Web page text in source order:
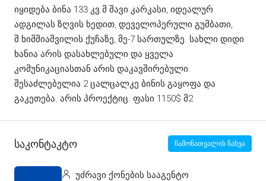
იყიდება ბინა 133 კვ.მ შავი კარკასი, იდეალურ
ადგილას ზღვის ხედით, დეველოპერული გუმბათი,
შ.ხიმშიაშვილის ქუჩაზე, მე-7 სართულზე. სახლი დიდი
ხანია არის დასახლებული და ყველა
კომუნიკაციასთან არის დაკავშირებული.
შესაძლებელია 2 ცალცალკე ბინის გაყოფა და
გაკეთება. არის პროექტიც. ფასი 1150$ მ2
Საკონტაკტო ჩამონათვალის ნახვა
უძრავი ქონების სააგენტო